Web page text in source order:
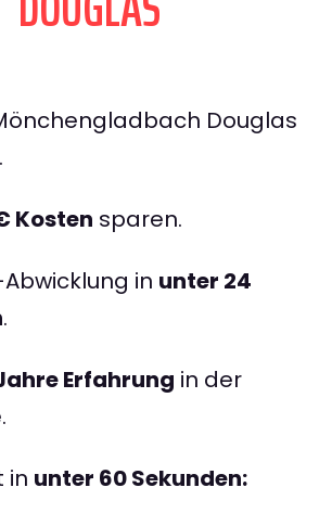
Douglas
.
Kosten sparen.
in unter 24
.
Erfahrung in der
in unter 60 Sekunden: